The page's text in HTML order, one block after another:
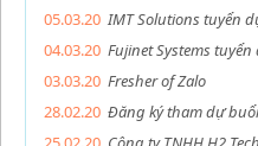
05.03.20 IMT Solutions tuyển
04.03.20 Fujinet Systems tuyển
03.03.20 Fresher of Zalo
28.02.20 Đăng ký tham dự